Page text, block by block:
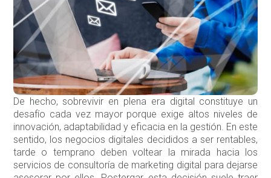
De hecho, sobrevivir en plena era digital constituye un
desafío cada vez mayor porque exige altos niveles de
innovación, adaptabilidad y eficacia en la gestión. En este
sentido, los negocios digitales decididos a ser rentables,
tarde o temprano deben voltear la mirada hacia los
servicios de consultoría de marketing digital para dejarse